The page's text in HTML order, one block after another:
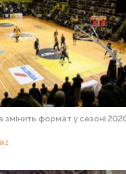
змінить формат у сезоні